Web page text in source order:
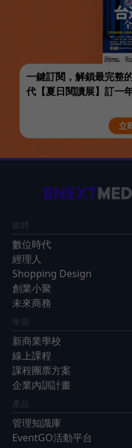
一鍵訂閱，解鎖最完整
代【夏日閱讀展】訂一
立
媒體
數位時代
經理人
Shopping Design
創業小聚
未來商務
學習
新商業學校
線上課程
課程團票方案
企業內訓計畫
產品
管理知識庫
EventGO活動平台